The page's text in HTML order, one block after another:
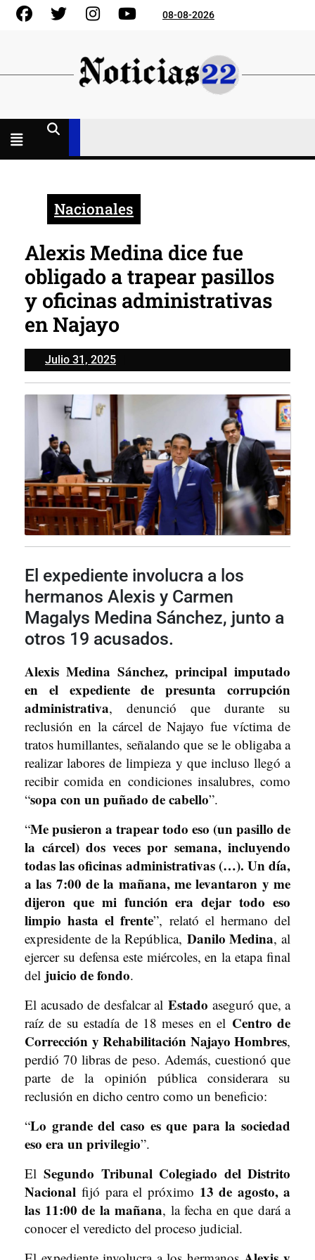
Skip
FacebookGorjeo InstagramYouTube08-08-2026
Nacionales
Alexis Medina dice fue
obligado a trapear pasillos
y oficinas administrativas
en Najayo
Julio 31, 2025Julio
31,
2025
El expediente involucra a los
hermanos Alexis y Carmen
Magalys Medina Sánchez, junto a
otros 19 acusados.
Alexis Medina Sánchez, principal imputado
en el expediente de presunta corrupción
administrativa, denunció que durante su
reclusión en la cárcel de Najayo fue víctima de
tratos humillantes, señalando que se le obligaba a
realizar labores de limpieza y que incluso llegó a
recibir comida en condiciones insalubres, como
“sopa con un puñado de cabello”.
“Me pusieron a trapear todo eso (un pasillo de
la cárcel) dos veces por semana, incluyendo
todas las oficinas administrativas (…). Un día,
a las 7:00 de la mañana, me levantaron y me
dijeron que mi función era dejar todo eso
limpio hasta el frente”, relató el hermano del
expresidente de la República, Danilo Medina, al
ejercer su defensa este miércoles, en la etapa final
del juicio de fondo.
El acusado de desfalcar al Estado aseguró que, a
raíz de su estadía de 18 meses en el Centro de
Corrección y Rehabilitación Najayo Hombres,
perdió 70 libras de peso. Además, cuestionó que
parte de la opinión pública considerara su
reclusión en dicho centro como un beneficio:
“Lo grande del caso es que para la sociedad
eso era un privilegio”.
ElSegundo Tribunal Colegiado del Distrito
Nacional fijó para el próximo 13 de agosto, a
las 11:00 de la mañana, la fecha en que dará a
conocer el veredicto del proceso judicial.